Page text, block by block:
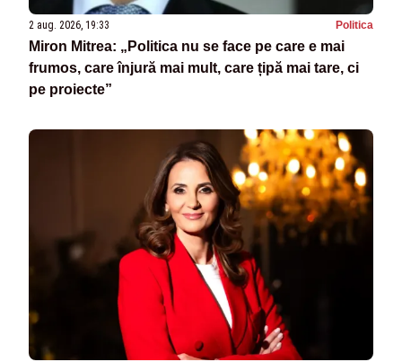
2 aug. 2026, 19:33 Politica
Miron Mitrea: „Politica nu se face pe care e mai
frumos, care înjură mai mult, care țipă mai tare, ci
pe proiecte”